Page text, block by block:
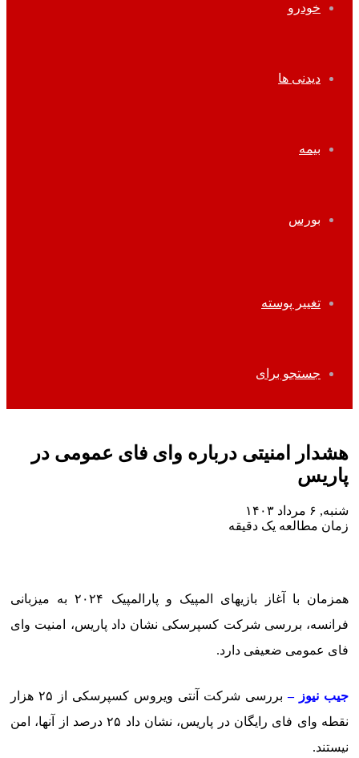
خودرو
دیدنی ها
بیمه
بورس
تغییر پوسته
جستجو برای
هشدار امنیتی درباره وای فای عمومی در
پاریس
شنبه, ۶ مرداد ۱۴۰۳
زمان مطالعه یک دقیقه
همزمان با آغاز بازیهای المپیک و پارالمپیک ۲۰۲۴ به میزبانی
فرانسه، بررسی شرکت کسپرسکی نشان داد پاریس، امنیت وای
فای عمومی ضعیفی دارد.
جیب نیوز –
بررسی شرکت آنتی ویروس کسپرسکی از ۲۵ هزار
نقطه وای فای رایگان در پاریس، نشان داد ۲۵ درصد از آنها، امن
نیستند.